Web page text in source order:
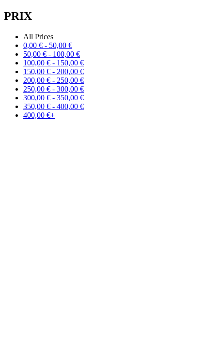
PRIX
All Prices
0,00 € - 50,00 €
50,00 € - 100,00 €
100,00 € - 150,00 €
150,00 € - 200,00 €
200,00 € - 250,00 €
250,00 € - 300,00 €
300,00 € - 350,00 €
350,00 € - 400,00 €
400,00 €+